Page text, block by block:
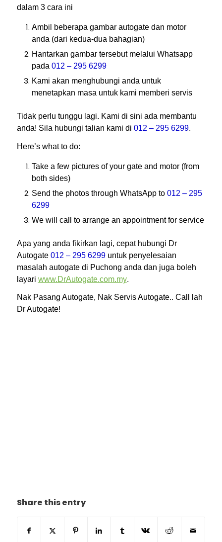
dalam 3 cara ini
Ambil beberapa gambar autogate dan motor
anda (dari kedua-dua bahagian)
Hantarkan gambar tersebut melalui Whatsapp
pada 012 – 295 6299
Kami akan menghubungi anda untuk
menetapkan masa untuk kami memberi servis
Tidak perlu tunggu lagi. Kami di sini ada membantu
anda! Sila hubungi talian kami di 012 – 295 6299.
Here’s what to do:
Take a few pictures of your gate and motor (from
both sides)
Send the photos through WhatsApp to 012 – 295
6299
We will call to arrange an appointment for service
Apa yang anda fikirkan lagi, cepat hubungi Dr
Autogate 012 – 295 6299untuk penyelesaian
masalah autogate di Puchong anda dan juga boleh
layari www.DrAutogate.com.my.
Nak Pasang Autogate, Nak Servis Autogate.. Call lah
Dr Autogate!
Share this entry